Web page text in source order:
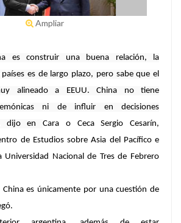
Ampliar
es construir una buena relación, la
es de largo plazo, pero sabe que el
alineado a EEUU. China no tiene
ni de influir en decisiones
dijo enCara o CecaSergio Cesarín,
de Estudios sobre Asia del Pacífico e
Universidad Nacional de Tres de Febrero
es únicamente por una cuestión de